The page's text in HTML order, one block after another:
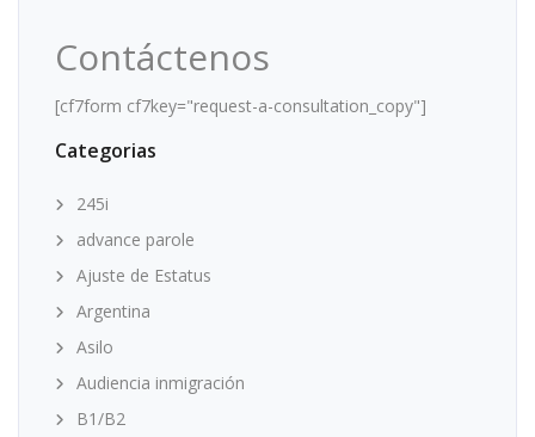
Contáctenos
[cf7form cf7key="request-a-consultation_copy"]
Categorias
245i
advance parole
Ajuste de Estatus
Argentina
Asilo
Audiencia inmigración
B1/B2